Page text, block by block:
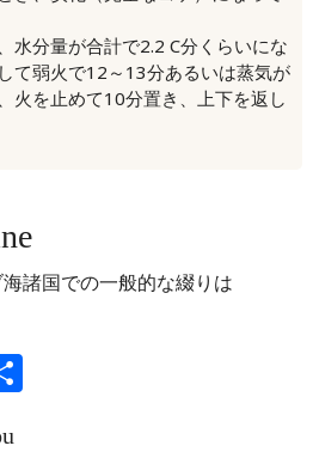
水分量が合計で2.2 C分くらいにな
て弱火で12～13分あるいは蒸気が
火を止めて10分置き、上下を返し
海諸国での一般的な綴りは
共